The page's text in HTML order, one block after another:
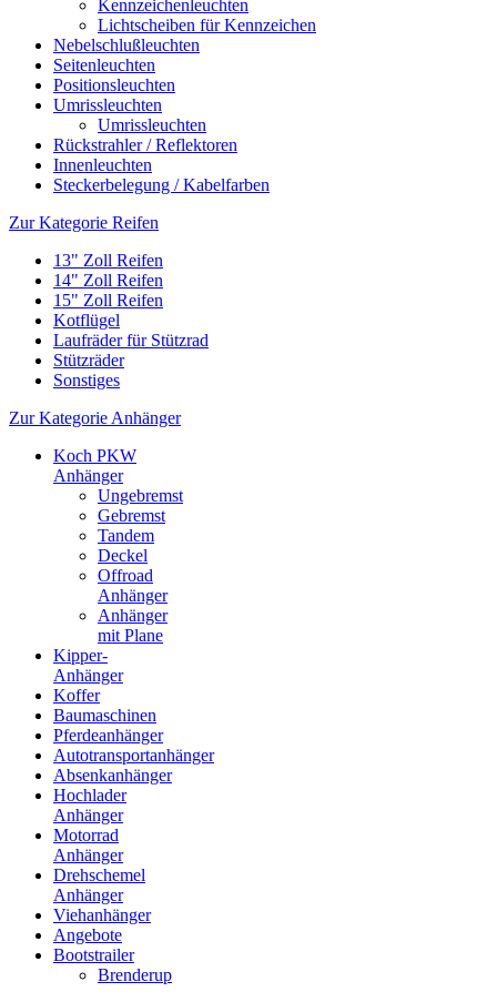
Kennzeichenleuchten
Lichtscheiben für Kennzeichen
Nebelschlußleuchten
Seitenleuchten
Positionsleuchten
Umrissleuchten
Umrissleuchten
Rückstrahler / Reflektoren
Innenleuchten
Steckerbelegung / Kabelfarben
Zur Kategorie Reifen
13" Zoll Reifen
14" Zoll Reifen
15" Zoll Reifen
Kotflügel
Laufräder für Stützrad
Stützräder
Sonstiges
Zur Kategorie Anhänger
Koch PKW
Anhänger
Ungebremst
Gebremst
Tandem
Deckel
Offroad
Anhänger
Anhänger
mit Plane
Kipper-
Anhänger
Koffer
Baumaschinen
Pferdeanhänger
Autotransportanhänger
Absenkanhänger
Hochlader
Anhänger
Motorrad
Anhänger
Drehschemel
Anhänger
Viehanhänger
Angebote
Bootstrailer
Brenderup